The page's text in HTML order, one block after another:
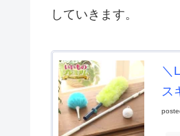
していきます。
＼
ス